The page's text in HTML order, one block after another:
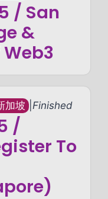
/ San
&
加坡 Finished
/
To